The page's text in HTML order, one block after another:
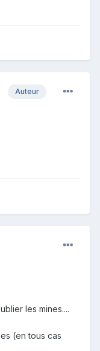
Auteur
les mines....
(en tous cas